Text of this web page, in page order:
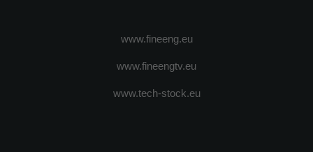
www.fineeng.eu
www.fineengtv.eu
www.tech-stock.eu